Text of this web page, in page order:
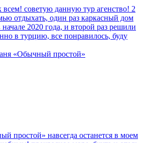
всем! советую данную тур агенство! 2
отдыхать, один раз каркасный дом
начале 2020 года, и второй раз решили
в турцию, все понравилось, буду
простой» навсегда останется в моем